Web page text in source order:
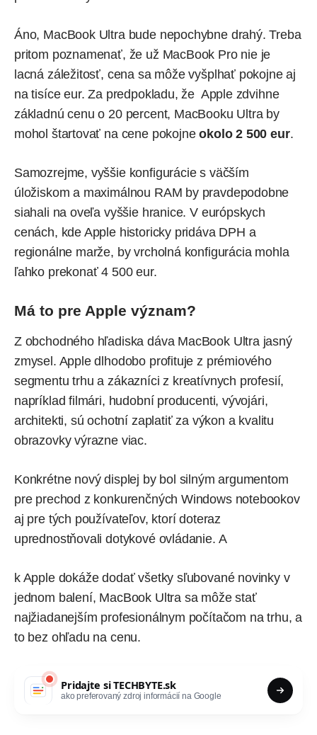
Áno, MacBook Ultra bude nepochybne drahý. Treba
pritom poznamenať, že už MacBook Pro nie je
lacná záležitosť, cena sa môže vyšplhať pokojne aj
na tisíce eur. Za predpokladu, že Apple zdvihne
základnú cenu o 20 percent, MacBooku Ultra by
mohol štartovať na cene pokojneokolo 2 500 eur.
Samozrejme, vyššie konfigurácie s väčším
úložiskom a maximálnou RAM by pravdepodobne
siahali na oveľa vyššie hranice. V európskych
cenách, kde Apple historicky pridáva DPH a
regionálne marže, by vrcholná konfigurácia mohla
ľahko prekonať 4 500 eur.
Má to pre Apple význam?
Z obchodného hľadiska dáva MacBook Ultra jasný
zmysel. Apple dlhodobo profituje z prémiového
segmentu trhu a zákazníci z kreatívnych profesií,
napríklad filmári, hudobní producenti, vývojári,
architekti, sú ochotní zaplatiť za výkon a kvalitu
obrazovky výrazne viac.
Konkrétne nový displej by bol silným argumentom
pre prechod z konkurenčných Windows notebookov
aj pre tých používateľov, ktorí doteraz
uprednostňovali dotykové ovládanie. A
k Apple dokáže dodať všetky sľubované novinky v
jednom balení, MacBook Ultra sa môže stať
najžiadanejším profesionálnym počítačom na trhu, a
to bez ohľadu na cenu.
Pridajte siTECHBYTE.sk
ako preferovaný zdroj informácií na Google